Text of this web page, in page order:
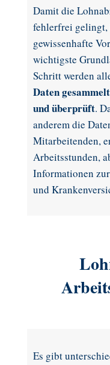
Damit die
fehlerfrei gelingt,
gewissenhafte
wichtigste
Schritt werden
Daten
und überprüft.
anderem die
Mitarbeitenden,
Arbeitsstunden,
Informationen
und
Es gibt